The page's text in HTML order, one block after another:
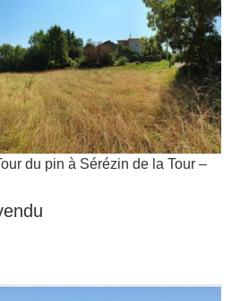
du pin à Sérézin de la Tour –